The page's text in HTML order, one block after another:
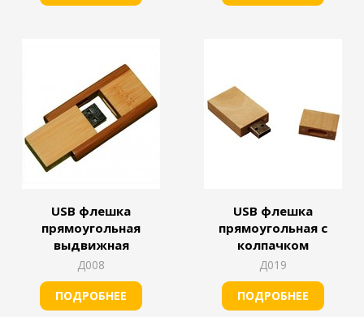
USB флешка
прямоугольная
выдвижная
Д008
ПОДРОБНЕЕ
USB флешка
прямоугольная с
колпачком
Д019
ПОДРОБНЕЕ